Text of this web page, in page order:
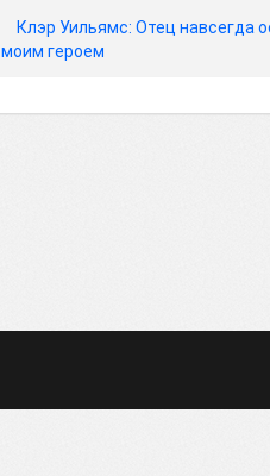
Клэр Уильямс: Отец навсегда
моим героем